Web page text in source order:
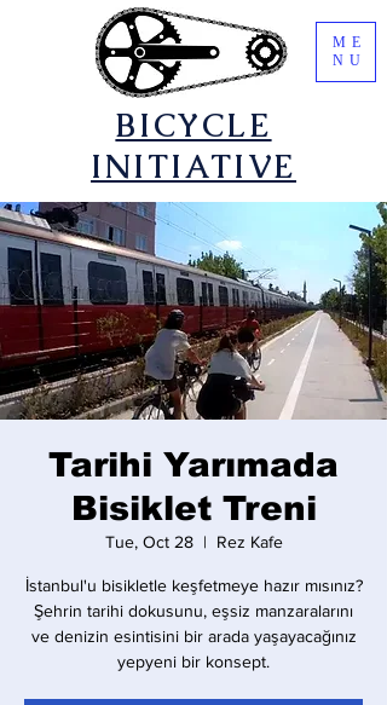
​BICYCLE
INITIATIVE
ME
NU
Tarihi Yarımada
Bisiklet Treni
Tue, Oct 28
  |
Rez Kafe
İstanbul'u bisikletle keşfetmeye hazır mısınız?
Şehrin tarihi dokusunu, eşsiz manzaralarını
ve denizin esintisini bir arada yaşayacağınız
yepyeni bir konsept.